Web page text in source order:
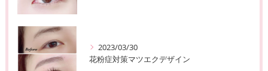
2023/03/30
花粉症対策マツエクデザイン